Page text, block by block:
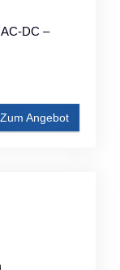
DC –
Zum Angebot